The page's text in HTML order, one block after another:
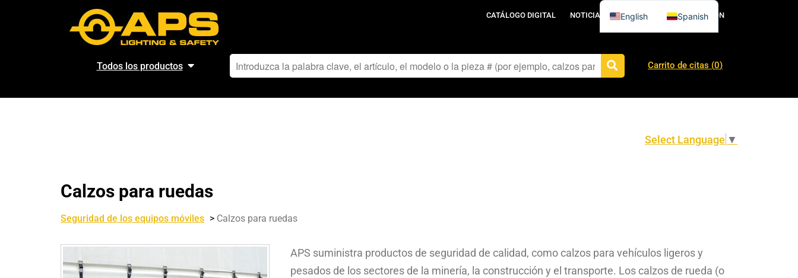
CATÁLOGO DIGITAL NOTICIAS PÓNGASE EN CONTACTO CON
Todos los productos Carrito de citas (0)
Select Language ▼
Calzos para ruedas
Seguridad de los equipos móviles > Calzos para ruedas
APS suministra productos de seguridad de calidad, como calzos para vehículos ligeros y
pesados de los sectores de la minería, la construcción y el transporte. Los calzos de rueda (o
English Spanish